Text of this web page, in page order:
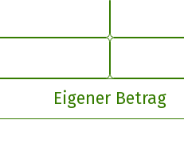
Eigener Betrag